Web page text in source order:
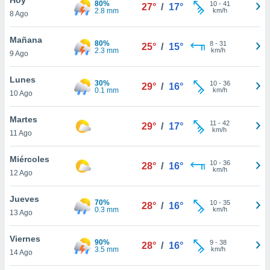
y
en
más
de
8 Ago
80%
2.8 mm
27° / 17° 10- 41
km/h
Mañana
9 Ago
80%
2.3 mm
25° / 15° 8- 31
km/h
Lunes
10 Ago
30%
0.1 mm
29° / 16° 10- 36
km/h
Martes
11 Ago
29° / 17° 11 - 42
km/h
Miércoles
12 Ago
28° / 16° 10- 36
km/h
Jueves
13 Ago
70%
0.3 mm
28° / 16° 10- 35
km/h
Viernes
14 Ago
90%
3.5 mm
28° / 16° 9- 38
km/h